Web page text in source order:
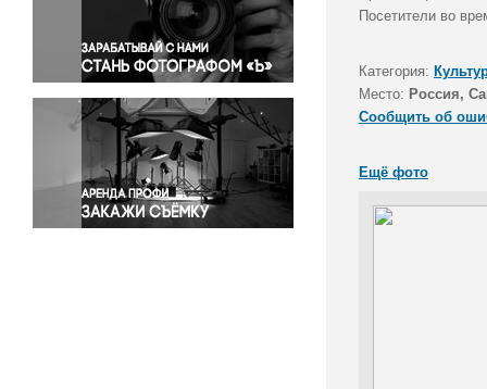
Правосудие
Происшествия и конфликты
Религия
Светская жизнь
Спорт
Экология
Экономика и бизнес
Посетители во
Категория:
Место: Россия,
Сообщить об
Ещё фото